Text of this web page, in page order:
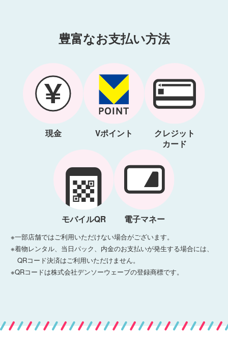
豊富なお支払い方法
現金 Vポイント
クレジット
カード
モバイルQR 電子マネー
※一部店舗ではご利用いただけない場合がございます。
※着物レンタル、当日パック、内金のお支払いが発生する場合には、
QRコード決済はご利用いただけません。
※QRコードは株式会社デンソーウェーブの登録商標です。